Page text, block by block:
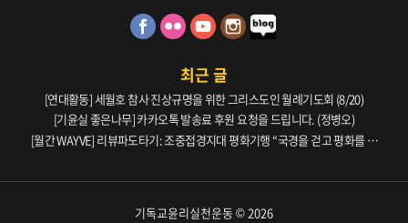
최근 글
[연대활동] 세월호 참사 진상규명을 위한 그리스도인 월례기도회 (8/20)
[기윤실 좋은나무] 카카오톡 발송료 후원 요청을 드립니다. (정병오)
[월간 WAYVE] 리뷰파도타기: 조중접경지대 평화기행 “국경을 걷고 평화를 생
기독교윤리실천운동 © 2026